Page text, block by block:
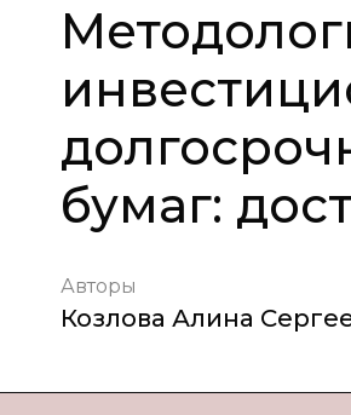
бумаг:
Авторы
Козлова Алина